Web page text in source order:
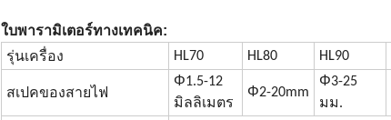
ใบพารามิเตอร์ทางเทคนิค:
รุ่นเครื่อง HL70 HL80 HL90
สเปคของสายไฟ
Φ1.5-12
มิลลิเมตร
Φ2-20mm
Φ3-25
มม.